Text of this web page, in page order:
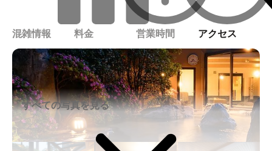
混雑情報 料金 営業時間 アクセス
すべての写真を見る